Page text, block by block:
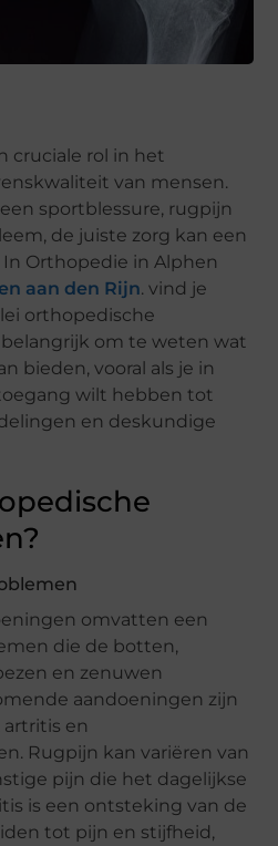
cruciale rol in het
van mensen.
sportblessure, rugpijn
de juiste zorg kan een
Orthopedie in Alphen
aan den Rijn. vind je
orthopedische
om te weten wat
bieden, vooral als je in
wilt hebben tot
en deskundige
omvatten een
die de botten,
en zenuwen
aandoeningen zijn
en
Rugpijn kan variëren van
pijn die het dagelijkse
is een ontsteking van de
tot pijn en stijfheid,